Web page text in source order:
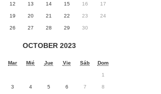
12 13 14 15 16 17
19 20 21 22 23 24
26 27 28 29 30
OCTOBER 2023
Mar Mié Jue Vie Sáb Dom
1
3 4 5 6 7 8